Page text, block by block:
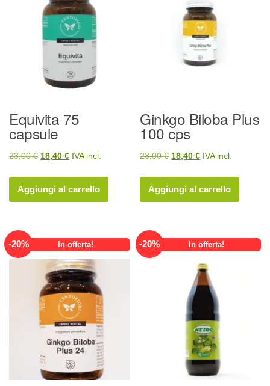
Equivita 75
capsule
23,00€ Il
originale
era:
18,40 €Il
attuale
è:
IVA incl.
Aggiungi al carrello
Ginkgo Biloba Plus
100 cps
23,00€ Il
originale
era:
18,40€Il
attuale
è:
IVA incl.
Aggiungi al carrello
-20% In offerta! -20% In offerta!